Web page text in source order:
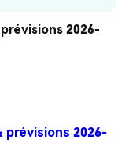
2026-
prévisions 2026-